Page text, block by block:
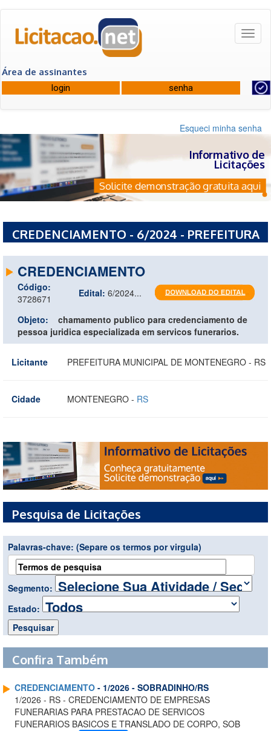
Área de assinantes
Esqueci minha senha
Informativo de
Licitações
Solicite demonstração gratuita aqui
CREDENCIAMENTO - 6/2024 - PREFEITURA
CREDENCIAMENTO
Código:
3728671
Edital: 6/2024...
Objeto:
chamamento publico para credenciamento de
pessoa juridica especializada em servicos funerarios.
Licitante PREFEITURA MUNICIPAL DE MONTENEGRO - RS
Cidade MONTENEGRO - RS
Pesquisa de Licitações
Palavras-chave: (Separe os termos por virgula)
Segmento:
Estado:
Confira Também
CREDENCIAMENTO - 1/2026 - SOBRADINHO/RS
1/2026 - RS - CREDENCIAMENTO DE EMPRESAS
FUNERARIAS PARA PRESTACAO DE SERVICOS
FUNERARIOS BASICOS E TRANSLADO DE CORPO, SOB